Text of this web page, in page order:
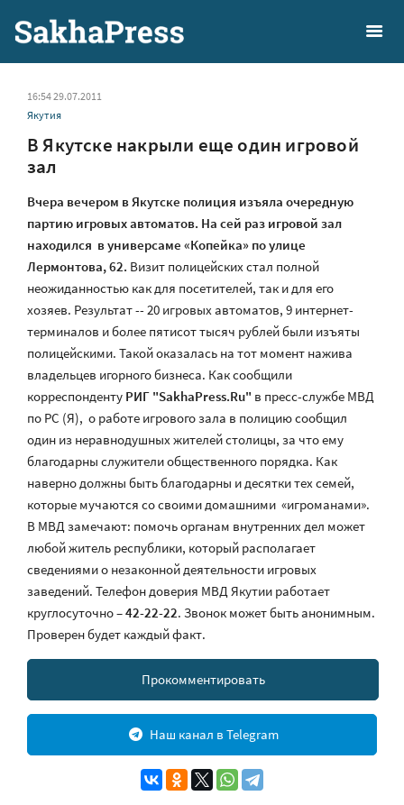
16:54 29.07.2011
Якутия
В Якутске накрыли еще один игровой
зал
Вчера вечером в Якутске полиция изъяла очередную
партию игровых автоматов. На сей раз игровой зал
находился в универсаме «Копейка» по улице
Лермонтова, 62. Визит полицейских стал полной
неожиданностью как для посетителей, так и для его
хозяев. Результат -- 20 игровых автоматов, 9 интернет-
терминалов и более пятисот тысяч рублей были изъяты
полицейскими. Такой оказалась на тот момент нажива
владельцев игорного бизнеса. Как сообщили
корреспонденту РИГ "SakhaPress.Ru" в пресс-службе МВД
по РС (Я), о работе игрового зала в полицию сообщил
один из неравнодушных жителей столицы, за что ему
благодарны служители общественного порядка. Как
наверно должны быть благодарны и десятки тех семей,
которые мучаются со своими домашними «игроманами».
В МВД замечают: помочь органам внутренних дел может
любой житель республики, который располагает
сведениями о незаконной деятельности игровых
заведений. Телефон доверия МВД Якутии работает
круглосуточно –42-22-22. Звонок может быть анонимным.
Проверен будет каждый факт.
Прокомментировать
Наш канал в Telegram